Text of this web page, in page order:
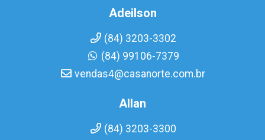
Adeilson
(84) 3203-3302
(84) 99106-7379
vendas4@casanorte.com.br
Allan
(84) 3203-3300